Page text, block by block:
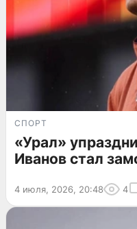
СПОРТ
«Урал»
Иванов стал
4 июля, 2026, 20:48 4